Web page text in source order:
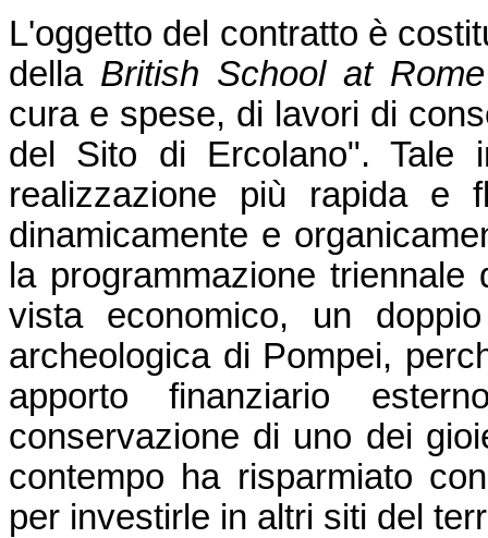
L'oggetto del contratto è
della British School at Rome
cura e spese, di lavori di
del Sito di Ercolano". Tale
realizzazione più rapida e
dinamicamente e
la programmazione
vista economico, un
archeologica di Pompei,
apporto finanziario
conservazione di uno dei
contempo ha risparmiato
per investirle in altri siti del